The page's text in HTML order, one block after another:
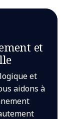
et
et
aidons à